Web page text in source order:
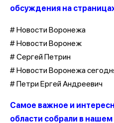
обсуждения на
# Новости Воронежа
# Новости Воронеж
# Сергей Петрин
# Новости Воронежа
# Петри Ергей Андреевич
Самое важное и
области собрали в нашем